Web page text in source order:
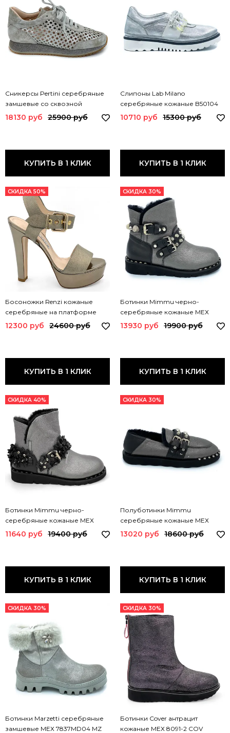
Сникерсы Pertini серебряные
замшевые со сквозной
перфорацией 181W14756D1 PRT
18130 руб 25900 руб
КУПИТЬ В 1 КЛИК
Слипоны Lab Milano
серебряные кожаные B50104
LAB SILVER
10710 руб 15300 руб
КУПИТЬ В 1 КЛИК
СКИДКА 50%
Босоножки Renzi кожаные
серебряные на платформе
524200 RZ
12300 руб 24600 руб
КУПИТЬ В 1 КЛИК
СКИДКА 30%
Ботинки Mimmu черно-
серебряные кожаные МЕХ
BOOTH3 MIM
13930 руб 19900 руб
КУПИТЬ В 1 КЛИК
СКИДКА 40%
Ботинки Mimmu черно-
серебряные кожаные МЕХ
BOOTH2 MIM
11640 руб 19400 руб
КУПИТЬ В 1 КЛИК
СКИДКА 30%
Полуботинки Mimmu
серебряные кожаные МЕХ
BEDJ2 MIM
13020 руб 18600 руб
КУПИТЬ В 1 КЛИК
СКИДКА 30%
Ботинки Marzetti серебряные
замшевые МЕХ 7837MD04 MZ
СКИДКА 30%
Ботинки Cover антрацит
кожаные МЕХ 8091-2 COV